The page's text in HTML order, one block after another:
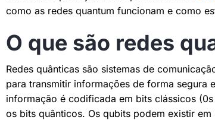
como as redes quantum funcionam e como
O que são redes
Redes quânticas são sistemas de
para transmitir informações de forma segura
informação é codificada em bits clássicos
os bits quânticos. Os qubits podem existir